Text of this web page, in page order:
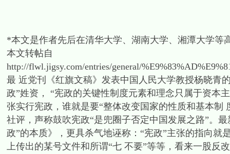
*本文是作者先后在清华大学、湖南大学、湘潭大学等
本文转帖自
http://flwl.jigsy.com/entries/general/
最 近党刊《红旗文稿》发表中国人民大学教授杨晓青
政”姓资， “宪政的关键性制度元素和理念只属于资本
张实行宪政，谁就是要“整体改变国家的性质和基本
社评，声称鼓吹宪政“是兜圈子否定中国发展之路”。
政”的本质》，更具杀气地诬称：“宪政”主张的指向
上传出的某号文件和所谓“七 不要”等等，看来一股反